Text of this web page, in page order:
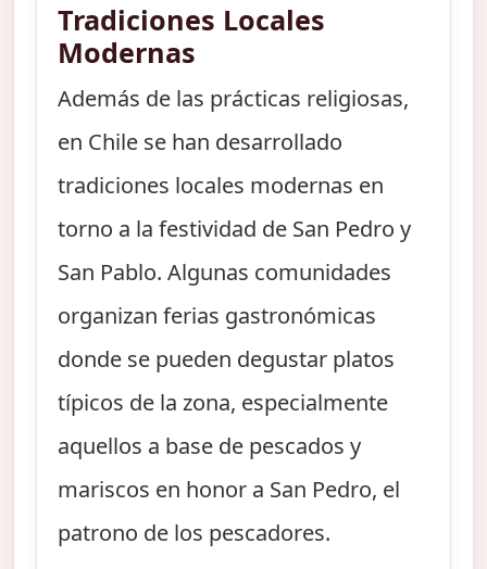
Tradiciones Locales
Modernas
Además de las prácticas religiosas,
en Chile se han desarrollado
tradiciones locales modernas en
torno a la festividad de San Pedro y
San Pablo. Algunas comunidades
organizan ferias gastronómicas
donde se pueden degustar platos
típicos de la zona, especialmente
aquellos a base de pescados y
mariscos en honor a San Pedro, el
patrono de los pescadores.